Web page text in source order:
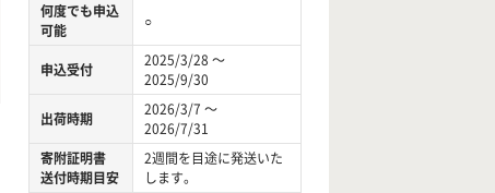
何度でも申込
可能
○
申込受付
2025/3/28 ～
2025/9/30
出荷時期
2026/3/7 ～
2026/7/31
寄附証明書
送付時期目安
2週間を目途に発送いた
します。